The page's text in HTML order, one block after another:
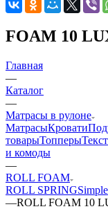
FOAM 10
Главная
—
Каталог
—
Матрасы в рулоне
МатрасыКровати
товарыТопперы
и комоды
—
ROLL FOAM
ROLL SPRINGSimple
—ROLL FOAM 10